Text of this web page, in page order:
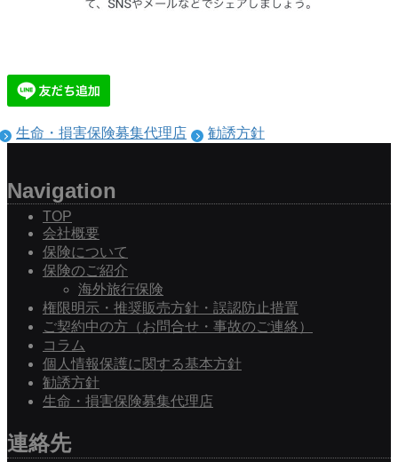
生命・損害保険募集代理店 勧誘方針
Navigation
TOP
会社概要
保険について
保険のご紹介
海外旅行保険
権限明示・推奨販売方針・誤認防止措置
ご契約中の方（お問合せ・事故のご連絡）
コラム
個人情報保護に関する基本方針
勧誘方針
生命・損害保険募集代理店
連絡先